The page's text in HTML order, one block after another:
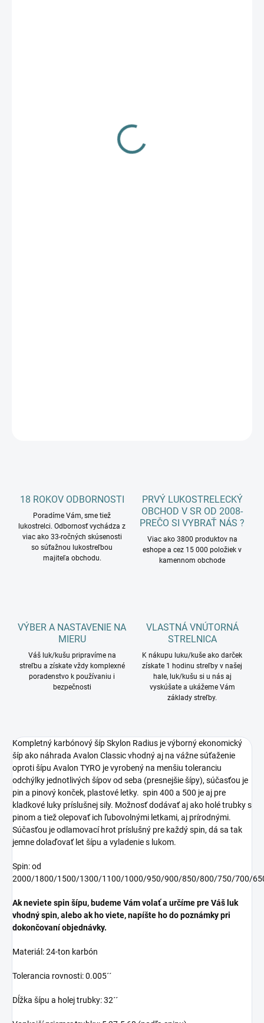
18 ROKOV ODBORNOSTI
Poradíme Vám, sme tiež
lukostrelci. Odbornosť vychádza z
viac ako 33-ročných skúsenosti
so súťažnou lukostreľbou
majiteľa obchodu.
PRVÝ LUKOSTRELECKÝ
OBCHOD V SR OD 2008-
PREČO SI VYBRAŤ NÁS ?
Viac ako 3800 produktov na
eshope a cez 15 000 položiek v
kamennom obchode
VÝBER A NASTAVENIE NA
MIERU
Váš luk/kušu pripravíme na
streľbu a získate vždy komplexné
poradenstvo k používaniu i
bezpečnosti
VLASTNÁ VNÚTORNÁ
STRELNICA
K nákupu luku/kuše ako darček
získate 1 hodinu streľby v našej
hale, luk/kušu si u nás aj
vyskúšate a ukážeme Vám
základy streľby.
Kompletný karbónový šíp Skylon Radius je výborný ekonomický
šíp ako náhrada Avalon Classic vhodný aj na vážne súťaženie
oproti šípu Avalon TYRO je vyrobený na menšiu toleranciu
odchýlky jednotlivých šípov od seba (presnejšie šípy), súčasťou je
pin a pinový konček, plastové letky. spin 400 a 500 je aj pre
kladkové luky príslušnej sily. Možnosť dodávať aj ako holé trubky s
pinom a tiež olepovať ich ľubovolnými letkami, aj prírodnými.
Súčasťou je odlamovací hrot príslušný pre každý spin, dá sa tak
jemne dolaďovať let šípu a vyladenie s lukom.
Spin: od
2000/1800/1500/1300/1100/1000/950/900/850/800/750/700/
Ak neviete spin šípu, budeme Vám volať a určíme pre Váš luk
vhodný spin, alebo ak ho viete, napíšte ho do poznámky pri
dokončovaní objednávky.
Materiál: 24-ton karbón
Tolerancia rovnosti: 0.005´´
Dĺžka šípu a holej trubky: 32´´